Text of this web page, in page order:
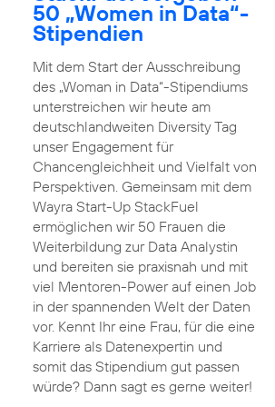
50 „Women in Data“-
Stipendien
Mit dem Start der Ausschreibung
des „Woman in Data“-Stipendiums
unterstreichen wir heute am
deutschlandweiten Diversity Tag
unser Engagement für
Chancengleichheit und Vielfalt von
Perspektiven. Gemeinsam mit dem
Wayra Start-Up StackFuel
ermöglichen wir 50 Frauen die
Weiterbildung zur Data Analystin
und bereiten sie praxisnah und mit
viel Mentoren-Power auf einen Job
in der spannenden Welt der Daten
vor. Kennt Ihr eine Frau, für die eine
Karriere als Datenexpertin und
somit das Stipendium gut passen
würde? Dann sagt es gerne weiter!